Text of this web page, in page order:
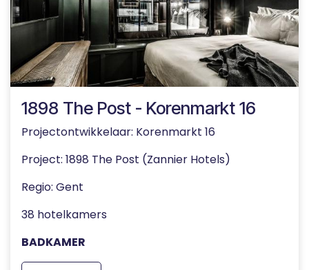
1898 The Post - Korenmarkt 16
Projectontwikkelaar: Korenmarkt 16
Project: 1898 The Post (Zannier Hotels)
Regio: Gent
38 hotelkamers
BADKAMER